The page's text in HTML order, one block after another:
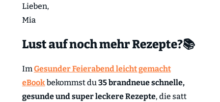
Lieben,
Mia
Lust auf noch mehr Rezepte?📚
ImGesunder Feierabend leicht gemacht
eBookbekommst du35 brandneue schnelle,
gesunde und super leckere Rezepte, die satt